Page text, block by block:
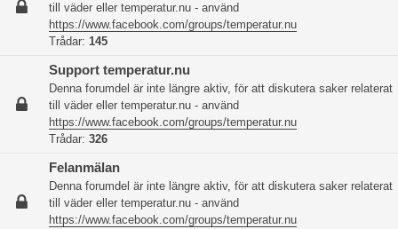
till väder eller temperatur.nu - använd
https://www.facebook.com/groups/temperatur.nu
Trådar: 145
Support temperatur.nu
Denna forumdel är inte längre aktiv, för att diskutera saker relaterat
till väder eller temperatur.nu - använd
https://www.facebook.com/groups/temperatur.nu
Trådar: 326
Felanmälan
Denna forumdel är inte längre aktiv, för att diskutera saker relaterat
till väder eller temperatur.nu - använd
https://www.facebook.com/groups/temperatur.nu